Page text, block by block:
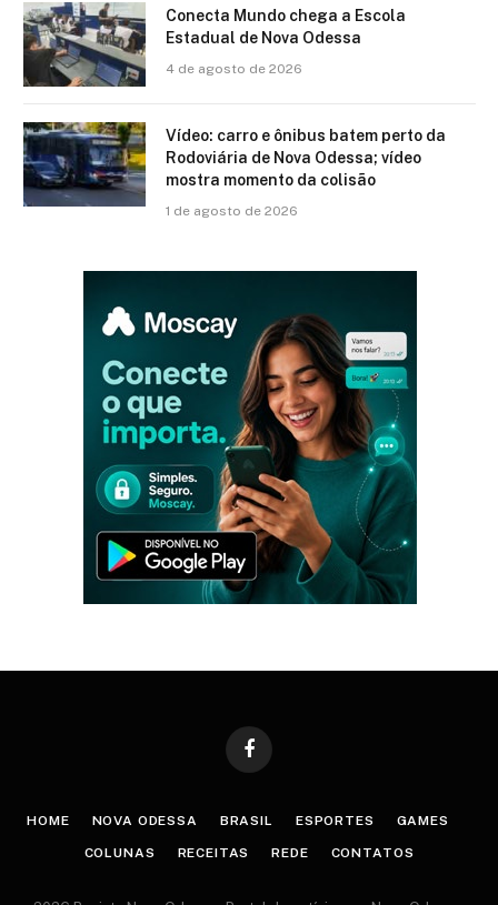
Conecta Mundo chega a Escola
Estadual de Nova Odessa
4 de agosto de 2026
Vídeo: carro e ônibus batem perto da
Rodoviária de Nova Odessa; vídeo
mostra momento da colisão
1 de agosto de 2026
Facebook
HOME NOVA ODESSA BRASIL ESPORTES GAMES
COLUNAS RECEITAS REDE CONTATOS